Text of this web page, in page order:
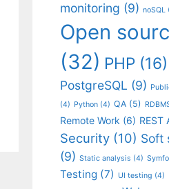
monitoring (9) noSQL
Open
(32) PHP (16)
PostgreSQL (9)
(4) Python (4) QA (5)
Remote Work (6) REST
Security (10) Soft
(9) Static analysis (4)
Testing (7) UI testing (4)